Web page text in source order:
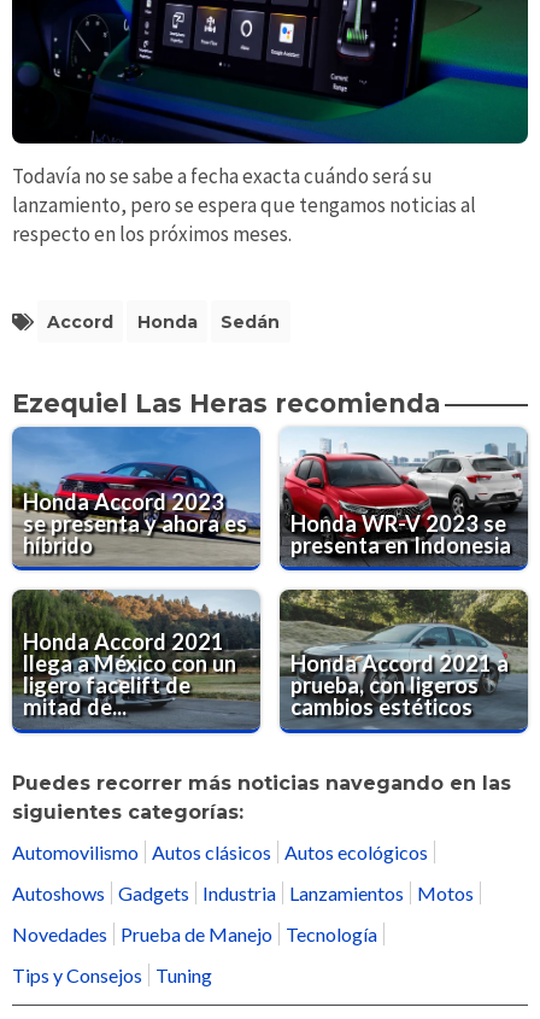
Todavía no se sabe a fecha exacta cuándo será su
lanzamiento, pero se espera que tengamos noticias al
respecto en los próximos meses.
Accord Honda Sedán
Ezequiel Las Heras recomienda
Honda Accord 2023
se presenta y ahora es
híbrido
Honda WR-V 2023 se
presenta en Indonesia
Honda Accord 2021
llega a México con un
ligero facelift de
mitad de...
Honda Accord 2021 a
prueba, con ligeros
cambios estéticos
Puedes recorrer más noticias navegando en las
siguientes categorías:
Automovilismo
Autos clásicos
Autos ecológicos
Autoshows
Gadgets Industria Lanzamientos
Motos
Novedades
Prueba de Manejo
Tecnología
Tips y Consejos
Tuning